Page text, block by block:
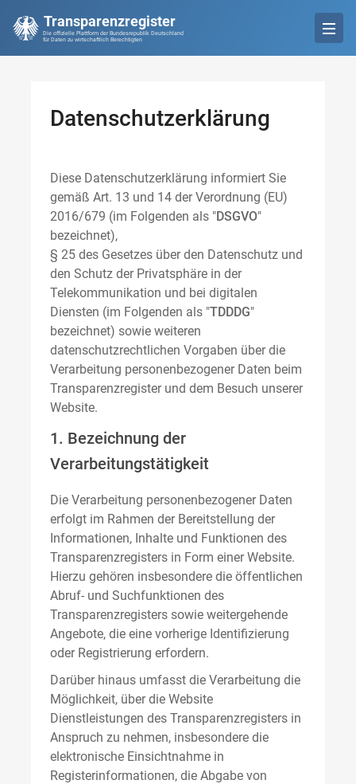
Transparenzregister
Die offizielle Plattform der Bundesrepublik Deutschland
für Daten zu wirtschaftlich Berechtigten
Datenschutzerklärung
Diese Datenschutzerklärung informiert Sie
gemäß Art. 13 und 14 der Verordnung (EU)
2016/679 (im Folgenden als "DSGVO"
bezeichnet),
§ 25 des Gesetzes über den Datenschutz und
den Schutz der Privatsphäre in der
Telekommunikation und bei digitalen
Diensten (im Folgenden als "TDDDG"
bezeichnet) sowie weiteren
datenschutzrechtlichen Vorgaben über die
Verarbeitung personenbezogener Daten beim
Transparenzregister und dem Besuch unserer
Website.
1. Bezeichnung der
Verarbeitungstätigkeit
Die Verarbeitung personenbezogener Daten
erfolgt im Rahmen der Bereitstellung der
Informationen, Inhalte und Funktionen des
Transparenzregisters in Form einer Website.
Hierzu gehören insbesondere die öffentlichen
Abruf- und Suchfunktionen des
Transparenzregisters sowie weitergehende
Angebote, die eine vorherige Identifizierung
oder Registrierung erfordern.
Darüber hinaus umfasst die Verarbeitung die
Möglichkeit, über die Website
Dienstleistungen des Transparenzregisters in
Anspruch zu nehmen, insbesondere die
elektronische Einsichtnahme in
Registerinformationen, die Abgabe von